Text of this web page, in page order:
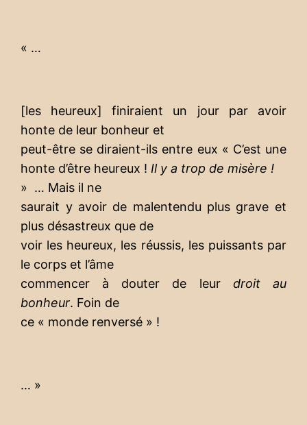
« …
[les heureux] finiraient un jour par avoir
honte de leur bonheur et
peut-être se diraient-ils entre eux « C’est une
honte d’être heureux ! Il y a trop de misère !
» … Mais il ne
saurait y avoir de malentendu plus grave et
plus désastreux que de
voir les heureux, les réussis, les puissants par
le corps et l’âme
commencer à douter de leur droit au
bonheur. Foin de
ce « monde renversé » !
… »